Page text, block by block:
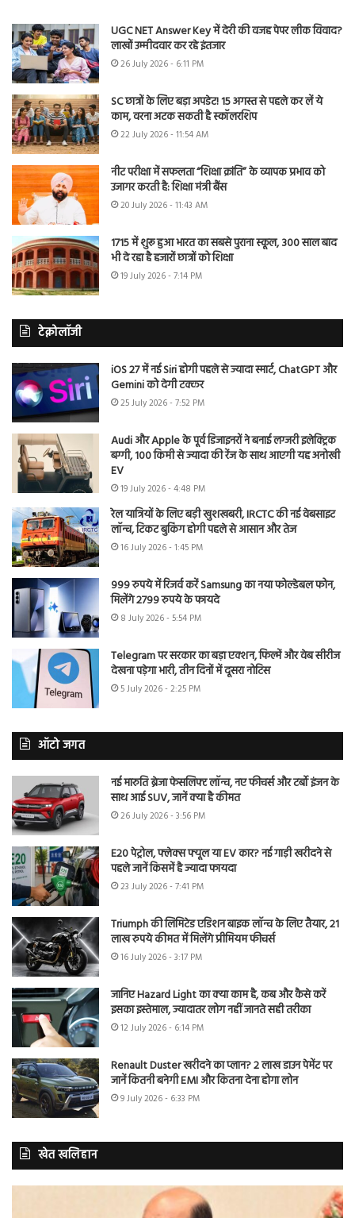
UGC NET Answer Key में देरी की वजह पेपर लीक विवाद?
लाखों उम्मीदवार कर रहे इंतजार
26 July 2026 - 6:11 PM
SC छात्रों के लिए बड़ा अपडेट! 15 अगस्त से पहले कर लें ये
काम, वरना अटक सकती है स्कॉलरशिप
22 July 2026 - 11:54 AM
नीट परीक्षा में सफलता “शिक्षा क्रांति” के व्यापक प्रभाव को
उजागर करती है: शिक्षा मंत्री बैंस
20 July 2026 - 11:43 AM
1715 में शुरू हुआ भारत का सबसे पुराना स्कूल, 300 साल बाद
भी दे रहा है हजारों छात्रों को शिक्षा
19 July 2026 - 7:14 PM
टेक्नोलॉजी
iOS 27 में नई Siri होगी पहले से ज्यादा स्मार्ट, ChatGPT और
Gemini को देगी टक्कर
25 July 2026 - 7:52 PM
Audi और Apple के पूर्व डिजाइनरों ने बनाई लग्जरी इलेक्ट्रिक
बग्गी, 100 किमी से ज्यादा की रेंज के साथ आएगी यह अनोखी
EV
19 July 2026 - 4:48 PM
रेल यात्रियों के लिए बड़ी खुशखबरी, IRCTC की नई वेबसाइट
लॉन्च, टिकट बुकिंग होगी पहले से आसान और तेज
16 July 2026 - 1:45 PM
999 रुपये में रिजर्व करें Samsung का नया फोल्डेबल फोन,
मिलेंगे 2799 रुपये के फायदे
8 July 2026 - 5:54 PM
Telegram पर सरकार का बड़ा एक्शन, फिल्में और वेब सीरीज
देखना पड़ेगा भारी, तीन दिनों में दूसरा नोटिस
5 July 2026 - 2:25 PM
ऑटो जगत
नई मारुति ब्रेजा फेसलिफ्ट लॉन्च, नए फीचर्स और टर्बो इंजन के
साथ आई SUV, जानें क्या है कीमत
26 July 2026 - 3:56 PM
E20 पेट्रोल, फ्लेक्स फ्यूल या EV कार? नई गाड़ी खरीदने से
पहले जानें किसमें है ज्यादा फायदा
23 July 2026 - 7:41 PM
Triumph की लिमिटेड एडिशन बाइक लॉन्च के लिए तैयार, 21
लाख रुपये कीमत में मिलेंगे प्रीमियम फीचर्स
16 July 2026 - 3:17 PM
जानिए Hazard Light का क्या काम है, कब और कैसे करें
इसका इस्तेमाल, ज्यादातर लोग नहीं जानते सही तरीका
12 July 2026 - 6:14 PM
Renault Duster खरीदने का प्लान? 2 लाख डाउन पेमेंट पर
जानें कितनी बनेगी EMI और कितना देना होगा लोन
9 July 2026 - 6:33 PM
खेत खलिहान